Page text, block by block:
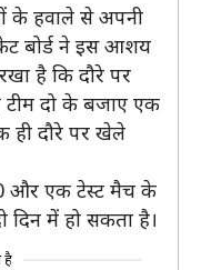
के हवाले से अपनी
बोर्ड ने इस आशय
है कि दौरे पर
टीम दो के बजाए एक
ही दौरे पर खेले
और एक टेस्ट मैच के
दिन में हो सकता है।
है